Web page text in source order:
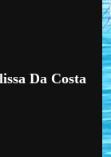
Da Costa